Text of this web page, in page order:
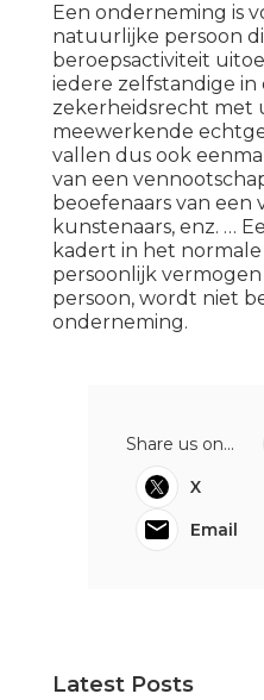
Een onderneming is
natuurlijke persoon
beroepsactiviteit
iedere zelfstandige in
zekerheidsrecht met
meewerkende
vallen dus ook
van een
beoefenaars van een
kunstenaars, enz. …
kadert in het
persoonlijk
persoon, wordt niet
onderneming.
Share us on...
X
Email
Latest Posts